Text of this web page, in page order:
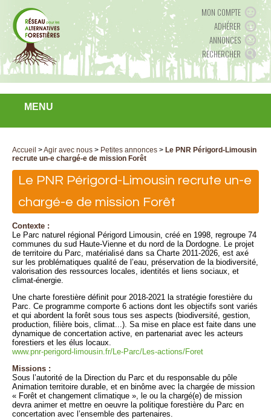
MON COMPTE
ADHÉRER
ANNONCES
RECHERCHER
MENU
Accueil >Agir avec nous > Petites annonces > Le PNR Périgord-Limousin
recrute un-e chargé-e de mission Forêt
Le PNR Périgord-Limousin recrute un-e
chargé-e de mission Forêt
Contexte :
Le Parc naturel régional Périgord Limousin, créé en 1998, regroupe 74
communes du sud Haute-Vienne et du nord de la Dordogne. Le projet
de territoire du Parc, matérialisé dans sa Charte 2011-2026, est axé
sur les problématiques qualité de l’eau, préservation de la biodiversité,
valorisation des ressources locales, identités et liens sociaux, et
climat-énergie.
Une charte forestière définit pour 2018-2021 la stratégie forestière du
Parc. Ce programme comporte 6 actions dont les objectifs sont variés
et qui abordent la forêt sous tous ses aspects (biodiversité, gestion,
production, filière bois, climat...). Sa mise en place est faite dans une
dynamique de concertation active, en partenariat avec les acteurs
forestiers et les élus locaux.
www.pnr-perigord-limousin.fr/Le-Parc/Les-actions/Foret
Missions :
Sous l’autorité de la Direction du Parc et du responsable du pôle
Animation territoire durable, et en binôme avec la chargée de mission
« Forêt et changement climatique », le ou la chargé(e) de mission
devra animer et mettre en oeuvre la politique forestière du Parc en
concertation avec l’ensemble des partenaires.